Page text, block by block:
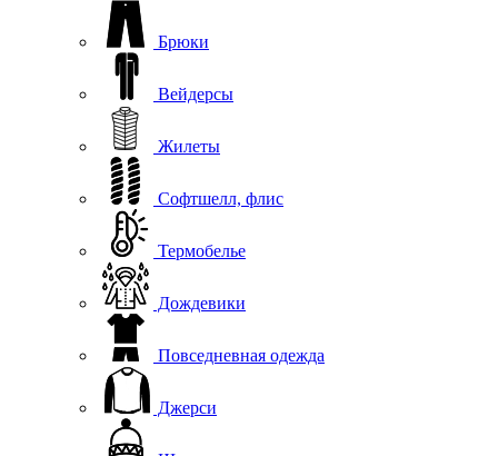
Брюки
Вейдерсы
Жилеты
Софтшелл, флис
Термобелье
Дождевики
Повседневная одежда
Джерси